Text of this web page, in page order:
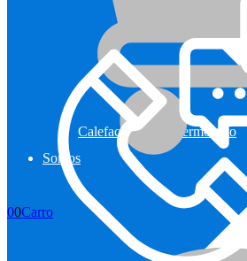
Somos
Calefactores con Termostato
00Carro